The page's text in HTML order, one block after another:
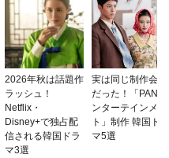
2026年秋は話題作
ラッシュ！
Netflix・
Disney+で独占配
信される韓国ドラ
マ3選
実は同じ制作会社
だった！「PANエ
ンターテインメン
ト」制作 韓国ドラ
マ5選